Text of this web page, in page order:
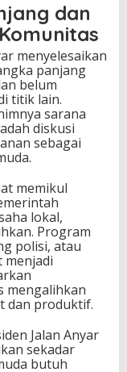
dan
menyelesaikan
panjang
belum
titik lain.
sarana
diskusi
sebagai
memikul
lokal,
Program
polisi, atau
menjadi
mengalihkan
dan produktif.
Jalan Anyar
sekadar
butuh